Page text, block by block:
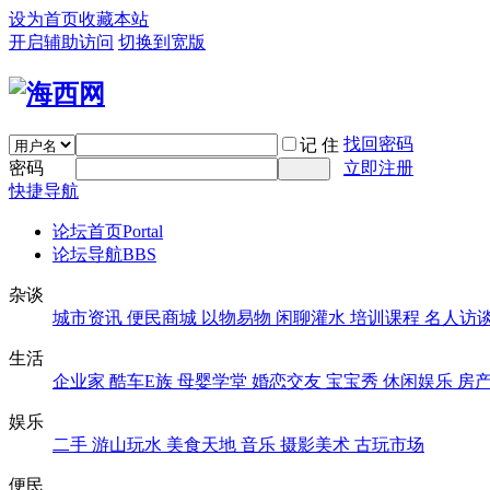
设为首页收藏本站
开启辅助访问 切换到宽版
记 住 找回密码
密码
立即注册
快捷导航
论坛首页Portal
论坛导航BBS
杂谈
城市资讯 便民商城 以物易物 闲聊灌水 培训课程 名人访
生活
企业家 酷车E族 母婴学堂 婚恋交友 宝宝秀 休闲娱乐 房
娱乐
二手 游山玩水 美食天地 音乐 摄影美术 古玩市场
便民